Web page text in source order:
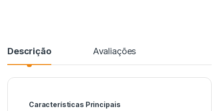
Descrição Avaliações
Características Principais